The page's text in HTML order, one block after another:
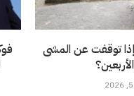
توقفت عن المشى